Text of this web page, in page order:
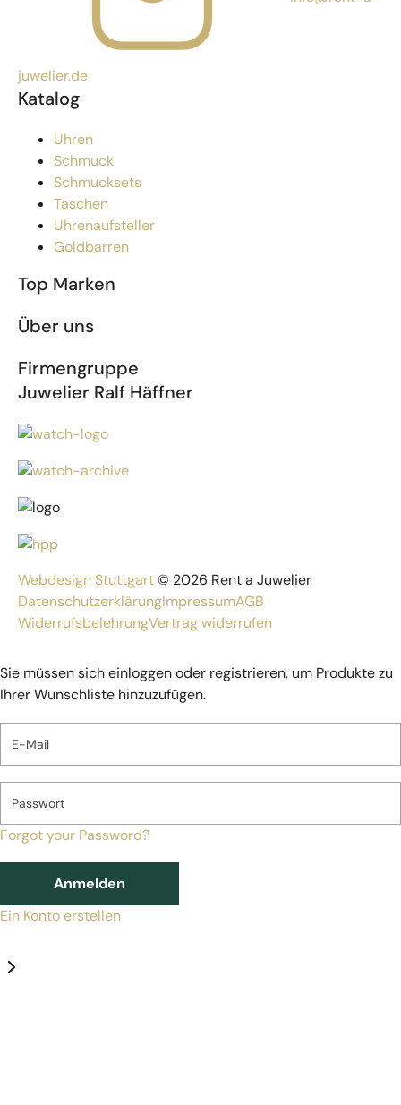
juwelier.de
Katalog
Uhren
Schmuck
Schmucksets
Taschen
Uhrenaufsteller
Goldbarren
Top Marken
Über uns
Firmengruppe
Juwelier Ralf Häffner
Webdesign Stuttgart© 2026 Rent a Juwelier
DatenschutzerklärungImpressumAGB
WiderrufsbelehrungVertrag widerrufen
Sie müssen sich einloggen oder registrieren, um Produkte zu
Ihrer Wunschliste hinzuzufügen.
E-Mail
Passwort
Forgot your Password?
Anmelden
Ein Konto erstellen